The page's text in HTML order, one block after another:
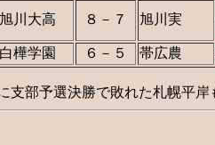
旭川大高 ８－７ 旭川実
白樺学園 ６－５ 帯広農
部予選決勝で敗れた札幌平岸